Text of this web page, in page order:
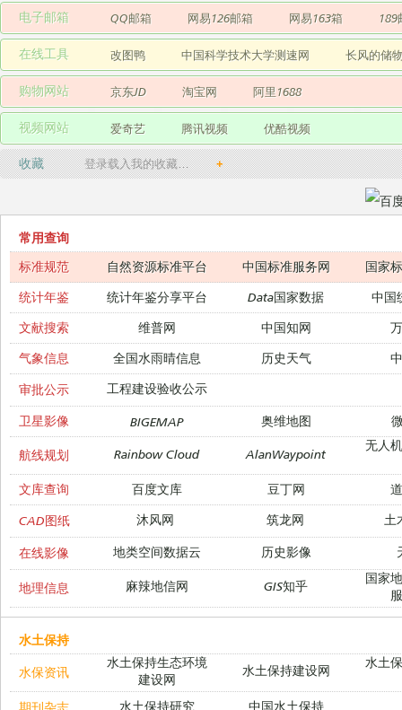
电子邮箱 QQ邮箱 网易126邮箱 网易163箱 189
在线工具 改图鸭 中国科学技术大学测速网 长风的储
购物网站 京东JD 淘宝网 阿里1688
视频网站 爱奇艺 腾讯视频 优酷视频
收藏 登录载入我的收藏… +
常用查询
标准规范
自然资源标准平台 中国标准服务网
国家
统计年鉴
统计年鉴分享平台 Data国家数据
中国
文献搜索
维普网 中国知网
气象信息
全国水雨晴信息 历史天气
审批公示 工程建设验收公示
卫星影像 BIGEMAP 奥维地图
航线规划 Rainbow Cloud AlanWaypoint
无人
文库查询 百度文库 豆丁网
CAD图纸 沐风网 筑龙网 土
在线影像 地类空间数据云 历史影像
地理信息 麻辣地信网 GIS知乎
国家
水土保持
水保资讯
水土保持生态环境
建设网
水土保持建设网
水土
期刊杂志 水土保持研究 中国水土保持